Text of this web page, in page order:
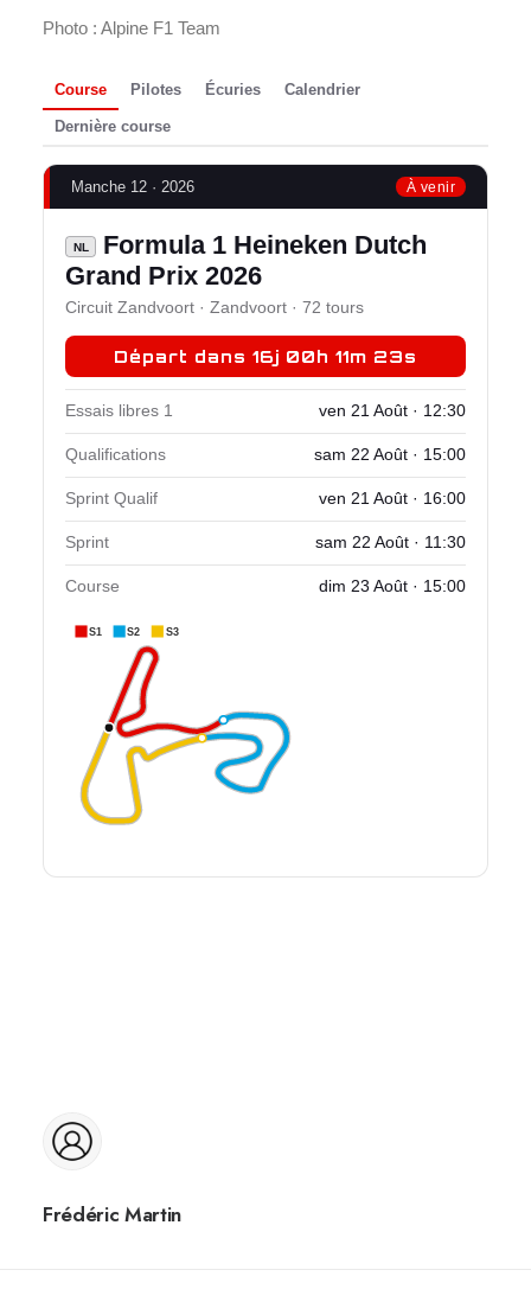
Photo : Alpine F1 Team
Course Pilotes Écuries Calendrier
Dernière course
Manche 12 · 2026 À venir
NL
Formula 1 Heineken Dutch
Grand Prix 2026
Circuit Zandvoort · Zandvoort · 72 tours
Départ dans 16j 00h 11m 22s
Essais libres 1 ven 21 Août · 12:30
Qualifications sam 22 Août · 15:00
Sprint Qualif ven 21 Août · 16:00
Sprint sam 22 Août · 11:30
Course dim 23 Août · 15:00
S1 S2 S3
Frédéric Martin